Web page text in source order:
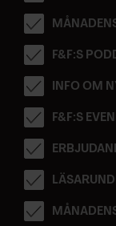
F&F:S
INFO OM
F&F:S